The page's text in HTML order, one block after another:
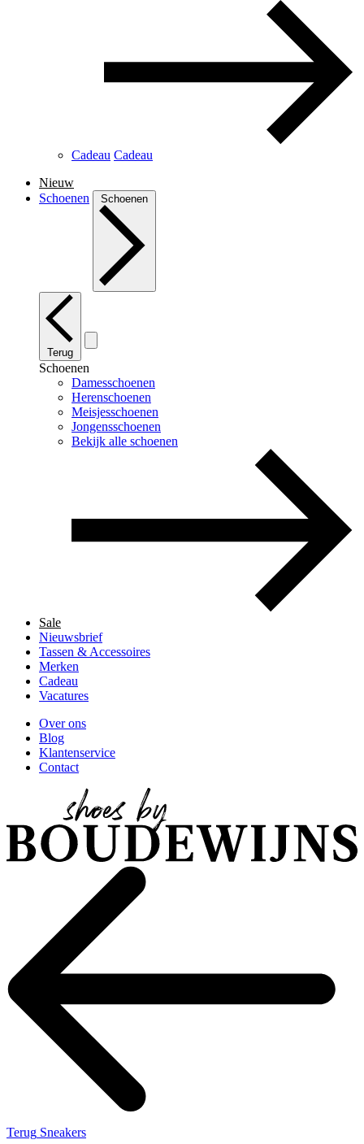
Cadeau Cadeau
Nieuw
Schoenen
Schoenen
Terug
Schoenen
Damesschoenen
Herenschoenen
Meisjesschoenen
Jongensschoenen
Bekijk alle schoenen
Sale
Nieuwsbrief
Tassen & Accessoires
Merken
Cadeau
Vacatures
Over ons
Blog
Klantenservice
Contact
Terug Sneakers